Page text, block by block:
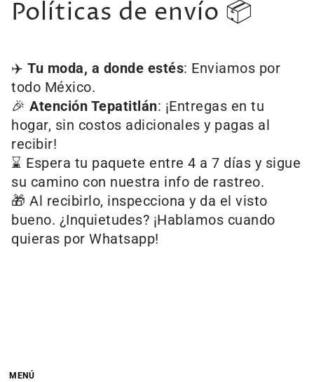
Políticas de envío 📦
✈️ Tu moda, a donde estés: Enviamos por
todo México.
🎉 Atención Tepatitlán: ¡Entregas en tu
hogar, sin costos adicionales y pagas al
recibir!
⌛ Espera tu paquete entre 4 a 7 días y sigue
su camino con nuestra info de rastreo.
🎁 Al recibirlo, inspecciona y da el visto
bueno. ¿Inquietudes? ¡Hablamos cuando
quieras por Whatsapp!
MENÚ